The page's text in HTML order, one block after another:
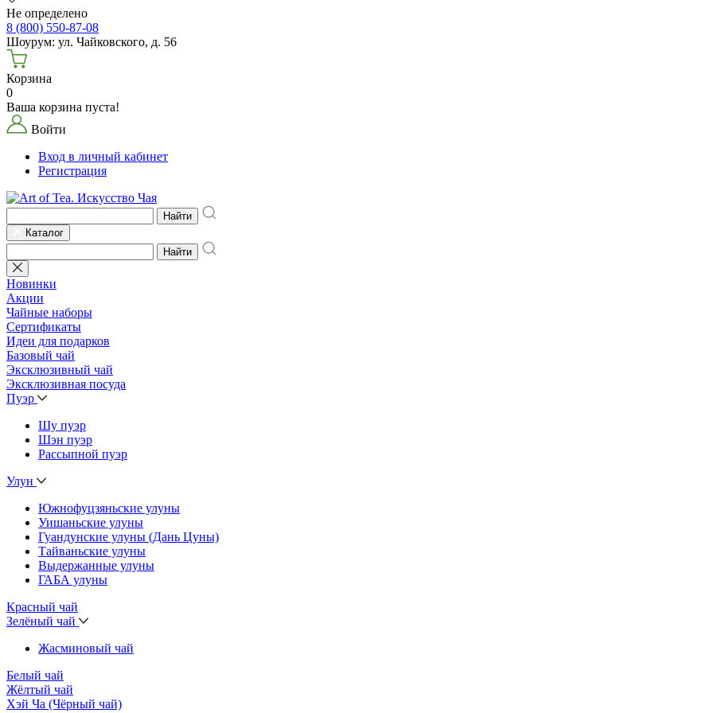
Не определено
8 (800) 550-87-08
Шоурум: ул. Чайковского, д. 56
Корзина
0
Ваша корзина пуста!
Войти
Вход в личный кабинет
Регистрация
Найти
Каталог
Найти
Новинки
Акции
Чайные наборы
Сертификаты
Идеи для подарков
Базовый чай
Эксклюзивный чай
Эксклюзивная посуда
Пуэр
Шу пуэр
Шэн пуэр
Рассыпной пуэр
Улун
Южнофуцзяньские улуны
Уишаньские улуны
Гуандунские улуны (Дань Цуны)
Тайваньские улуны
Выдержанные улуны
ГАБА улуны
Красный чай
Зелёный чай
Жасминовый чай
Белый чай
Жёлтый чай
Хэй Ча (Чёрный чай)